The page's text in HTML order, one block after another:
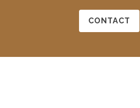
CONTACT